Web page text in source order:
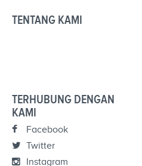
TENTANG KAMI
TERHUBUNG DENGAN
KAMI
Facebook
Twitter
Instagram